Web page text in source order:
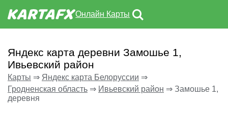
Онлайн Карты
Яндекс карта деревни Замошье 1,
Ивьевский район
Карты ⇒ Яндекс карта Белоруссии ⇒
Гродненская область ⇒ Ивьевский район ⇒ Замошье 1,
деревня